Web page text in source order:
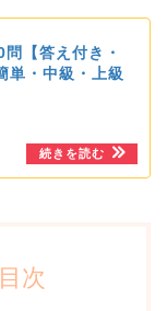
【答え付き・
単・中級・上級
次